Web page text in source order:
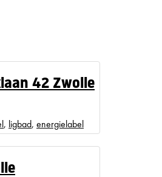
42 Zwolle
, ligbad, energielabel